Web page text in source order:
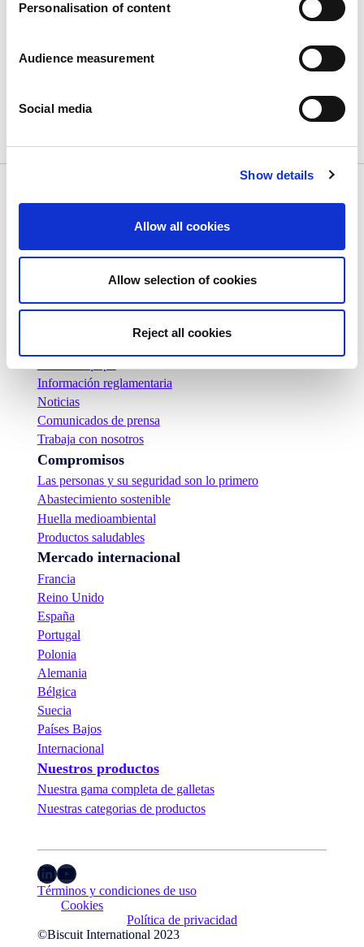
Personalisation of content
Audience measurement
Social media
Show details
Allow all cookies
Allow selection of cookies
Reject all cookies
Nuevo producto: Atout Coeur
View more
Quienes somos
Información reglamentaria
Noticias
Comunicados de prensa
Trabaja con nosotros
Compromisos
Las personas y su seguridad son lo primero
Abastecimiento sostenible
Huella medioambiental
Productos saludables
Mercado internacional
Francia
Reino Unido
España
Portugal
Polonia
Alemania
Bélgica
Suecia
Países Bajos
Internacional
Nuestros productos
Nuestra gama completa de galletas
Nuestras categorias de productos
LinkedIn YouTube
Términos y condiciones de uso
Cookies
Política de privacidad
©Biscuit International 2023